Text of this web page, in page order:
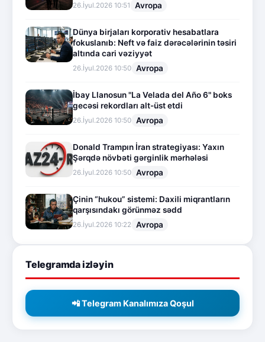
26.İyul.2026 10:51 Avropa
Dünya birjaları korporativ hesabatlara
fokuslanıb: Neft və faiz dərəcələrinin təsiri
altında cari vəziyyət
26.İyul.2026 10:50 Avropa
İbay Llanosun "La Velada del Año 6" boks
gecəsi rekordları alt-üst etdi
26.İyul.2026 10:50 Avropa
Donald Trampın İran strategiyası: Yaxın
Şərqdə növbəti gərginlik mərhələsi
26.İyul.2026 10:50 Avropa
Çinin “hukou” sistemi: Daxili miqrantların
qarşısındakı görünməz sədd
26.İyul.2026 10:22 Avropa
Telegramda izləyin
📲 Telegram Kanalımıza Qoşul